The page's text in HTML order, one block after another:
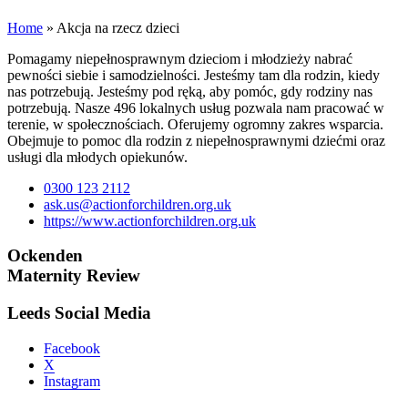
Home » Akcja na rzecz dzieci
Pomagamy niepełnosprawnym dzieciom i młodzieży nabrać
pewności siebie i samodzielności. Jesteśmy tam dla rodzin, kiedy
nas potrzebują. Jesteśmy pod ręką, aby pomóc, gdy rodziny nas
potrzebują. Nasze 496 lokalnych usług pozwala nam pracować w
terenie, w społecznościach. Oferujemy ogromny zakres wsparcia.
Obejmuje to pomoc dla rodzin z niepełnosprawnymi dziećmi oraz
usługi dla młodych opiekunów.
0300 123 2112
ask.us@actionforchildren.org.uk
https://www.actionforchildren.org.uk
Ockenden
Maternity Review
Leeds Social Media
Facebook
X
Instagram